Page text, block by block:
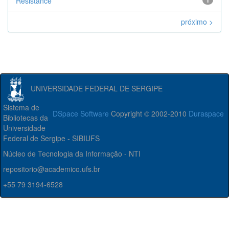
próximo >
UNIVERSIDADE FEDERAL DE SERGIPE
DSpace Software Copyright © 2002-2010 Duraspace
Sistema de
Bibliotecas da
Universidade
Federal de Sergipe - SIBIUFS
Núcleo de Tecnologia da Informação - NTI
repositorio@academico.ufs.br
+55 79 3194-6528